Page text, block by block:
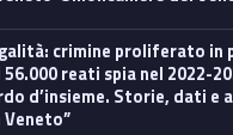
reati spia nel 2022-
d’insieme. Storie, dati e